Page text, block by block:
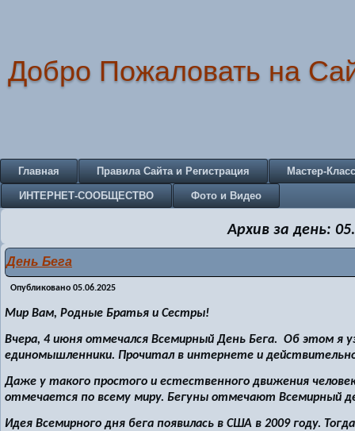
Добро Пожаловать на
Главная Правила Сайта и Регистрация Мастер-
ИНТЕРНЕТ-СООБЩЕСТВО Фото и Видео
Архив за день:
День Бега
Опубликовано 05.06.2025
Мир Вам, Родные Братья и Сестры!
Вчера, 4 июня отмечался Всемирный День Бега. Об этом я
единомышленники. Прочитал в интернете и
Даже у такого простого и естественного движения
отмечается по всему миру. Бегуны отмечают Всемирный
Идея Всемирного дня бега появилась в США в 2009 году.